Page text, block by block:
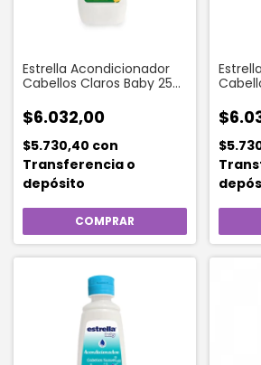
Estrella Acondicionador
Cabellos Claros Baby 250
$6.032,00
$5.730,40 con
Transferencia o
depósito